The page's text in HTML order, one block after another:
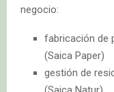
negocio:
fabricación de
(Saica Paper)
gestión de